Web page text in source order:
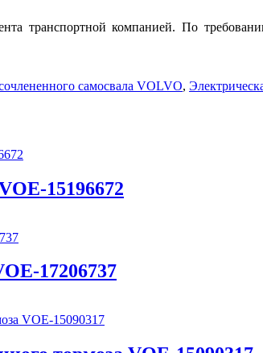
транспортной компанией. По
самосвала VOLVO,
15196672
17206737